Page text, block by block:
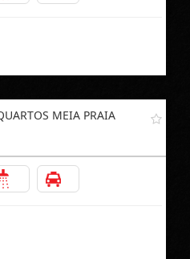
MEIA PRAIA